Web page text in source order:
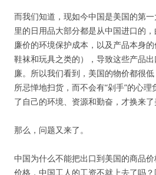
而我们知道，现如今中国是美国的第
里的日用品大部分都是从中国进口的
廉价的环境保护成本，以及产品本身的
鞋袜和玩具之类的），导致这些产品
廉。所以我们看到，美国的物价都很
所忌惮地扫货，而不会有“剁手”的心
了自己的环境、资源和勤奋，才换来了
那么，问题又来了。
中国为什么不能把出口到美国的商品
价格，中国工人的工资不就上去了吗